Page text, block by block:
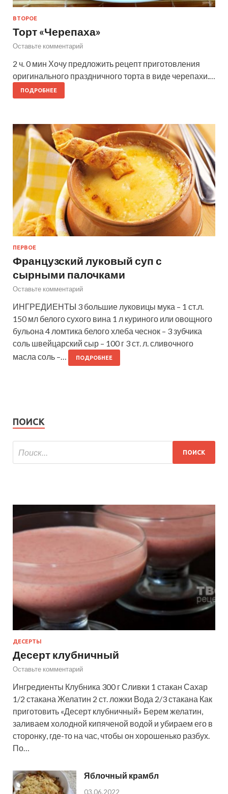
ВТОРОЕ
Торт «Черепаха»
Оставьте комментарий
2 ч. 0 мин Хочу предложить рецепт приготовления
оригинального праздничного торта в виде черепахи.…
ПОДРОБНЕЕ
ПЕРВОЕ
Французский луковый суп с
сырными палочками
Оставьте комментарий
ИНГРЕДИЕНТЫ 3 большие луковицы мука – 1 ст.л.
150 мл белого сухого вина 1 л куриного или овощного
бульона 4 ломтика белого хлеба чеснок – 3 зубчика
соль швейцарский сыр – 100 г 3 ст. л. сливочного
масла соль –…
ПОДРОБНЕЕ
ПОИСК
ДЕСЕРТЫ
Десерт клубничный
Оставьте комментарий
Ингредиенты Клубника 300 г Сливки 1 стакан Сахар
1/2 стакана Желатин 2 ст. ложки Вода 2/3 стакана Как
приготовить «Десерт клубничный» Берем желатин,
заливаем холодной кипяченой водой и убираем его в
сторонку, где-то на час, чтобы он хорошенько разбух.
По…
Яблочный крамбл
03.06.2022